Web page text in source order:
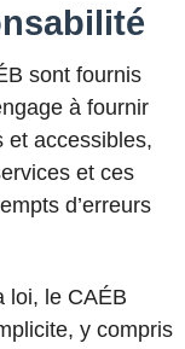
sont fournis
à fournir
et accessibles,
et ces
d’erreurs
loi, le CAÉB
y compris